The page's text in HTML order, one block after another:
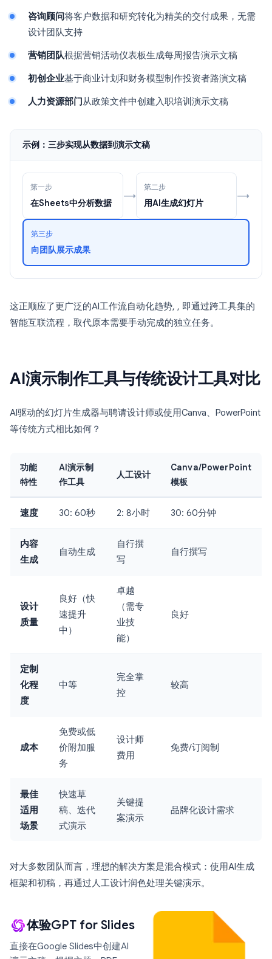
咨询顾问将客户数据和研究转化为精美的交付成果，无需
设计团队支持
营销团队根据营销活动仪表板生成每周报告演示文稿
初创企业基于商业计划和财务模型制作投资者路演文稿
人力资源部门从政策文件中创建入职培训演示文稿
示例：三步实现从数据到演示文稿
第一步
在Sheets中分析数据 →
第二步
用AI生成幻灯片 →
第三步
向团队展示成果
这正顺应了更广泛的AI工作流自动化趋势, , 即通过跨工具集的
智能互联流程，取代原本需要手动完成的独立任务。
AI演示制作工具与传统设计工具对比
AI驱动的幻灯片生成器与聘请设计师或使用Canva、PowerPoint
等传统方式相比如何？
功能
特性
AI演示制
作工具
人工设计
Canva/PowerPoint
模板
速度 30: 60秒 2: 8小时 30: 60分钟
内容
生成
自动生成
自行撰
写
自行撰写
设计
质量
良好（快
速提升
中）
卓越
（需专
业技
能）
良好
定制
化程
度
中等
完全掌
控
较高
成本
免费或低
价附加服
务
设计师
费用
免费/订阅制
最佳
适用
场景
快速草
稿、迭代
式演示
关键提
案演示
品牌化设计需求
对大多数团队而言，理想的解决方案是混合模式：使用AI生成
框架和初稿，再通过人工设计润色处理关键演示。
体验GPT for Slides
直接在Google Slides中创建AI